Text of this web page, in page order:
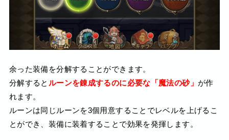
余った装備を分解することができます。
分解すると ルーンを錬成するのに必要な「魔法の砂」 が作
れます。
ルーンは同じルーンを3個用意することでレベルを上げるこ
とができ、装備に装着することで効果を発揮します。